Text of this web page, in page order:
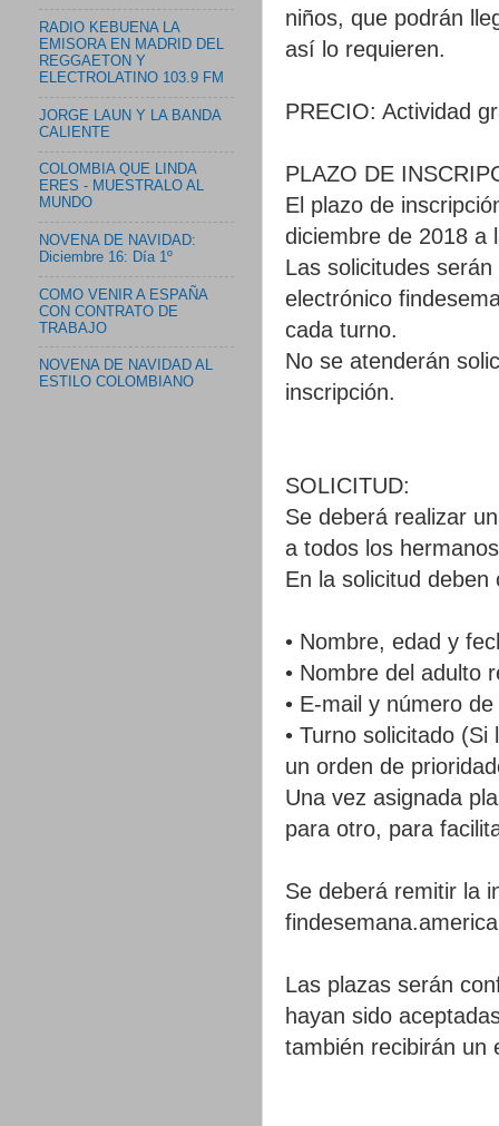
niños, que podrán
así lo requieren.
PRECIO: Actividad
PLAZO DE
El plazo de
diciembre de 2018 a
Las solicitudes
electrónico
cada turno.
No se atenderán
inscripción.
SOLICITUD:
Se deberá realizar
a todos los
En la solicitud
• Nombre, edad y
• Nombre del adulto
• E-mail y número
• Turno solicitado
un orden de
Una vez asignada
para otro, para
Se deberá remitir la
Las plazas serán
hayan sido
también recibirán un
RADIO KEBUENA LA
EMISORA EN MADRID DEL
REGGAETON Y
ELECTROLATINO 103.9 FM
JORGE LAUN Y LA BANDA
CALIENTE
COLOMBIA QUE LINDA
ERES - MUESTRALO AL
MUNDO
NOVENA DE NAVIDAD:
Diciembre 16: Día 1º
COMO VENIR A ESPAÑA
CON CONTRATO DE
TRABAJO
NOVENA DE NAVIDAD AL
ESTILO COLOMBIANO